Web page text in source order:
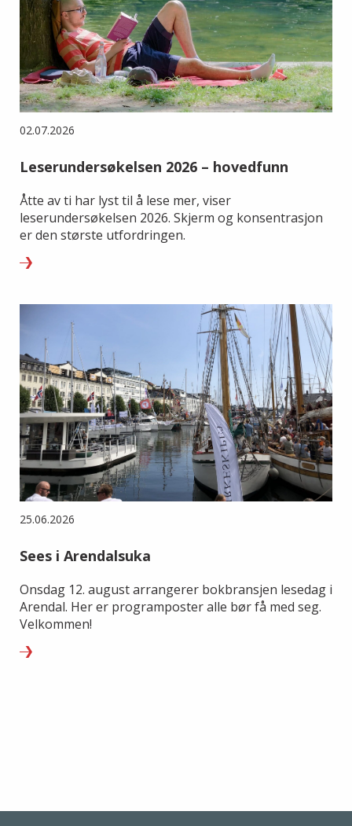
02.07.2026
Leserundersøkelsen 2026 – hovedfunn
Åtte av ti har lyst til å lese mer, viser
leserundersøkelsen 2026. Skjerm og konsentrasjon
er den største utfordringen.
25.06.2026
Sees i Arendalsuka
Onsdag 12. august arrangerer bokbransjen lesedag i
Arendal. Her er programposter alle bør få med seg.
Velkommen!